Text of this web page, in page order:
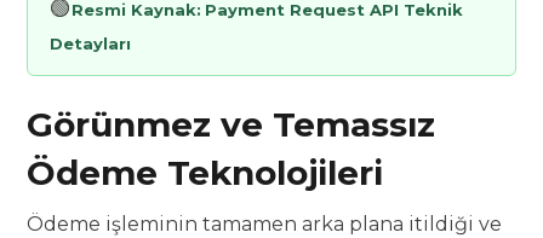
🟢Resmi Kaynak: Payment Request API Teknik
Detayları
Görünmez ve Temassız
Ödeme Teknolojileri
Ödeme işleminin tamamen arka plana itildiği ve